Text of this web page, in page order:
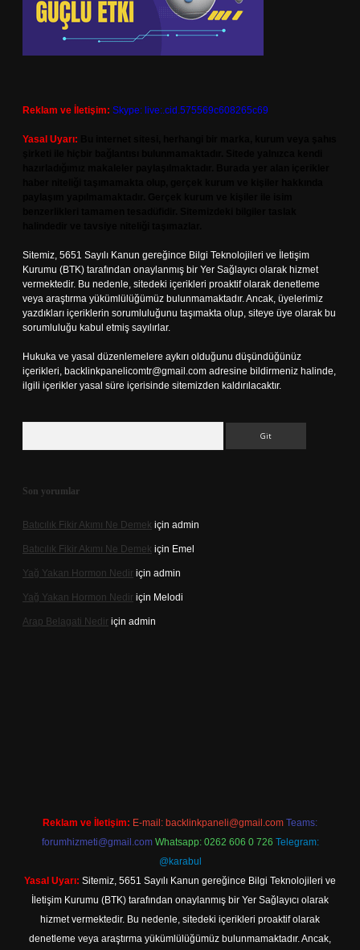
Reklam ve İletişim: Skype: live:.cid.575569c608265c69
Yasal Uyarı:
Sitemiz, 5651 Sayılı Kanun gereğince Bilgi Teknolojileri ve İletişim
Kurumu (BTK) tarafından onaylanmış bir Yer Sağlayıcı olarak hizmet
vermektedir. Bu nedenle, sitedeki içerikleri proaktif olarak denetleme
veya araştırma yükümlülüğümüz bulunmamaktadır. Ancak, üyelerimiz
yazdıkları içeriklerin sorumluluğunu taşımakta olup, siteye üye olarak bu
sorumluluğu kabul etmiş sayılırlar.
Hukuka ve yasal düzenlemelere aykırı olduğunu düşündüğünüz
içerikleri, backlinkpanelicomtr@gmail.com adresine bildirmeniz halinde,
ilgili içerikler yasal süre içerisinde sitemizden kaldırılacaktır.
Son yorumlar
Batıcılık Fikir Akımı Ne Demek için admin
Batıcılık Fikir Akımı Ne Demek için Emel
Yağ Yakan Hormon Nedir için admin
Yağ Yakan Hormon Nedir için Melodi
Arap Belagati Nedir için admin
Reklam ve İletişim: E-mail: backlinkpaneli@gmail.com Teams:
forumhizmeti@gmail.com Whatsapp: 0262 606 0 726 Telegram:
@karabul
Yasal Uyarı: Sitemiz, 5651 Sayılı Kanun gereğince Bilgi Teknolojileri ve
İletişim Kurumu (BTK) tarafından onaylanmış bir Yer Sağlayıcı olarak
hizmet vermektedir. Bu nedenle, sitedeki içerikleri proaktif olarak
denetleme veya araştırma yükümlülüğümüz bulunmamaktadır. Ancak,